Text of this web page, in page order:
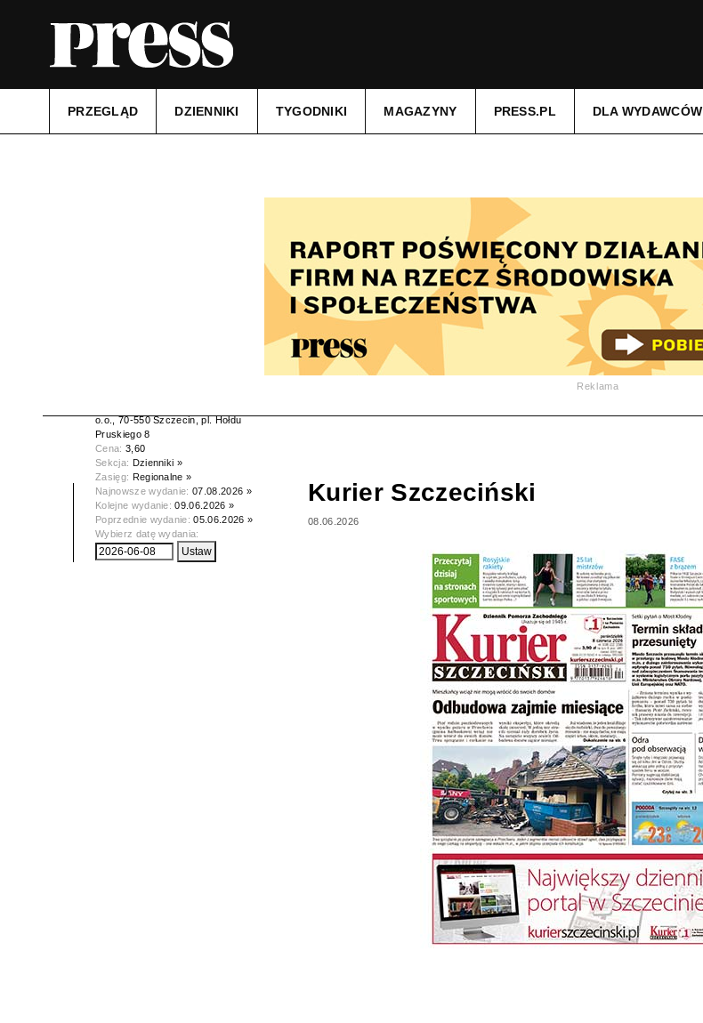
PRZEGLĄD DZIENNIKI TYGODNIKI MAGAZYNY PRESS.PL DLA WYDAWCÓW
Reklama
o.o., 70-550 Szczecin, pl. Hołdu
Pruskiego 8
Cena: 3,60
Sekcja: Dzienniki »
Zasięg: Regionalne »
Najnowsze wydanie:07.08.2026 »
Kolejne wydanie:09.06.2026 »
Poprzednie wydanie:05.06.2026 »
Wybierz datę wydania:
Kurier Szczeciński
08.06.2026